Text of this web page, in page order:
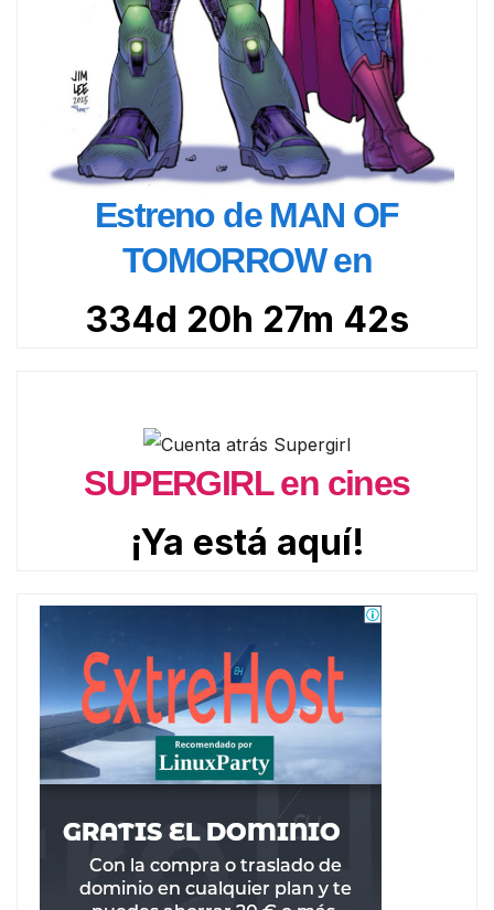
Estreno de MAN OF
TOMORROW en
334d 20h 27m 41s
SUPERGIRL en cines
¡Ya está aquí!